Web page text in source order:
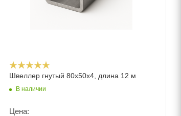
Швеллер гнутый 80х50х4, длина 12 м
В наличии
Цена: